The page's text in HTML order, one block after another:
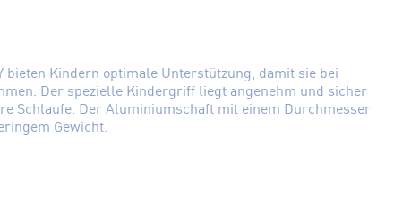
bieten Kindern optimale Unterstützung, damit sie bei
Der spezielle Kindergriff liegt angenehm und sicher
Schlaufe. Der Aluminiumschaft mit einem Durchmesser
Gewicht.